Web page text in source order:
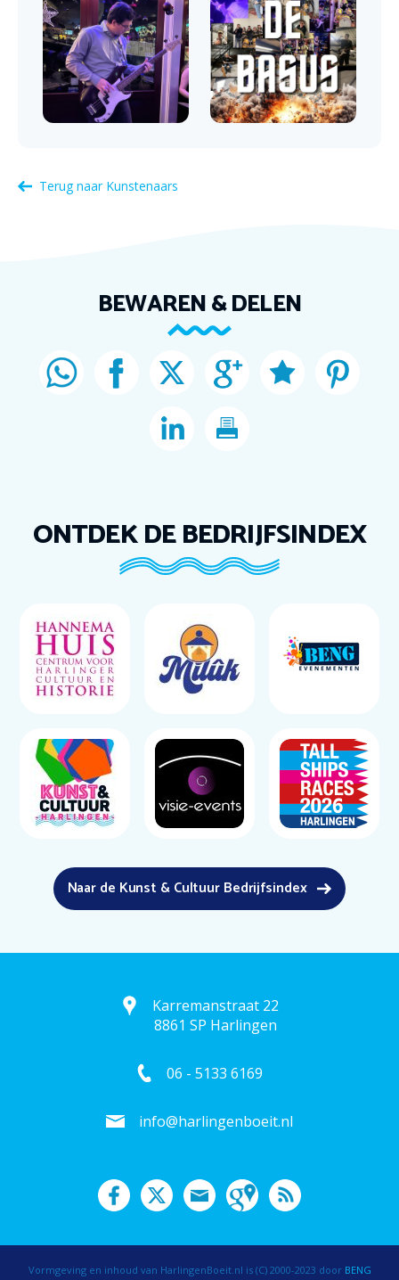
Terug naar Kunstenaars
BEWAREN & DELEN
ONTDEK DE BEDRIJFSINDEX
Naar de Kunst & Cultuur Bedrijfsindex
Karremanstraat 22
8861 SP Harlingen
06 - 5133 6169
info@harlingenboeit.nl
Vormgeving en inhoud van HarlingenBoeit.nl is (C) 2000-2023 door BENG